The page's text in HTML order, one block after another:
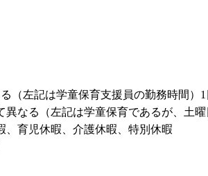
（左記は学童保育支援員の勤務時間）
なる（左記は学童保育であるが、土曜
、育児休暇、介護休暇、特別休暇